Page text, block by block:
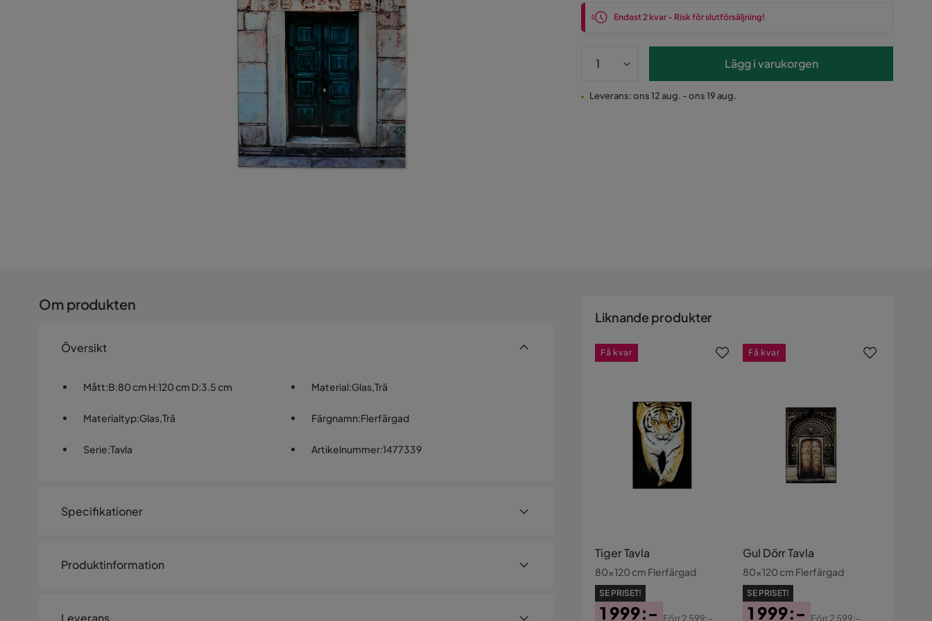
Endast 2 kvar - Risk för slutförsäljning!
Lägg i varukorgen
Leverans: ons 12 aug. - ons 19 aug.
Om produkten
Översikt
Mått:B:80 cm H:120 cm D:3.5 cm Material:Glas,Trä
Materialtyp:Glas,Trä Färgnamn:Flerfärgad
Serie:Tavla Artikelnummer:1477339
Specifikationer
Storlek
Produktinformation
Leverans
Liknande produkter
Tiger Tavla
80x120 cm Flerfärgad
SE PRISET!
1 999:-
Förr2 599:-
Få kvar
Gul Dörr Tavla
80x120 cm Flerfärgad
SE PRISET!
1 999:-
Förr2 599:-
Få kvar